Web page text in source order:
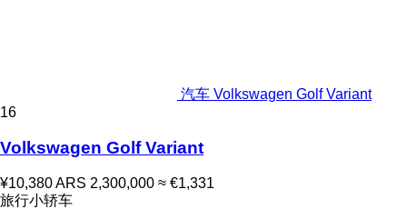
汽车 Volkswagen Golf Variant
16
Volkswagen Golf Variant
¥10,380ARS 2,300,000 ≈ €1,331
旅行小轿车